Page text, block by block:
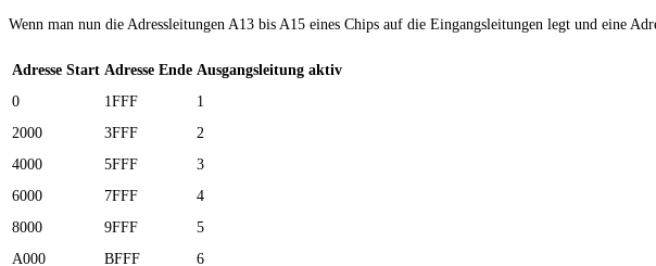
Wenn man nun die Adressleitungen A13 bis A15 eines Chips auf die Eingangsleitungen legt und eine
Adresse Start Adresse Ende Ausgangsleitung aktiv
0
1FFF
1
2000
3FFF
2
4000
5FFF
3
6000
7FFF
4
8000
9FFF
5
A000
BFFF
6